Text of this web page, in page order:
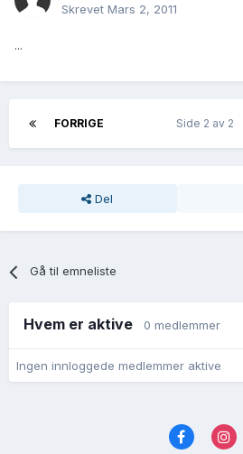
Skrevet Mars 2, 2011
...
FORRIGE Side 2 av 2
Del
Gå til emneliste
Hvem er aktive 0 medlemmer
Ingen innloggede medlemmer aktive